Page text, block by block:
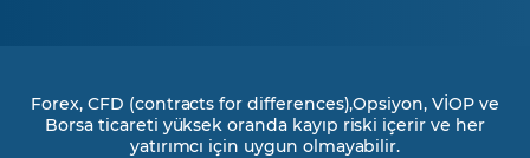
Forex, CFD (contracts for differences),Opsiyon, VİOP ve
Borsa ticareti yüksek oranda kayıp riski içerir ve her
yatırımcı için uygun olmayabilir.